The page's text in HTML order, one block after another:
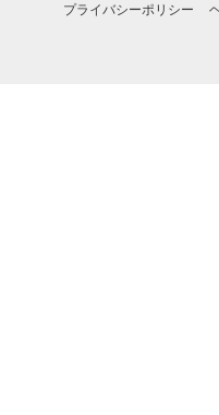
プライバシーポリシー